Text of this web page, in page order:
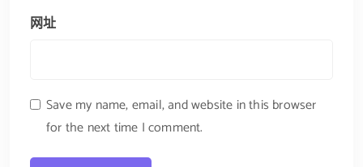
网址
Save my name, email, and website in this browser
for the next time I comment.